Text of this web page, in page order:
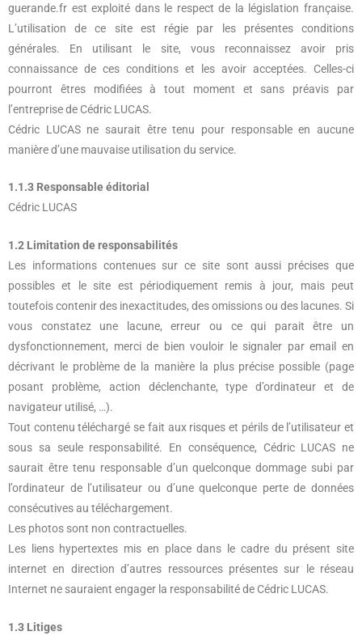
guerande.fr est exploité dans le respect de la législation française.
L’utilisation de ce site est régie par les présentes conditions
générales. En utilisant le site, vous reconnaissez avoir pris
connaissance de ces conditions et les avoir acceptées. Celles-ci
pourront êtres modifiées à tout moment et sans préavis par
l’entreprise de Cédric LUCAS.
Cédric LUCAS ne saurait être tenu pour responsable en aucune
manière d’une mauvaise utilisation du service.
1.1.3 Responsable éditorial
Cédric LUCAS
1.2 Limitation de responsabilités
Les informations contenues sur ce site sont aussi précises que
possibles et le site est périodiquement remis à jour, mais peut
toutefois contenir des inexactitudes, des omissions ou des lacunes. Si
vous constatez une lacune, erreur ou ce qui parait être un
dysfonctionnement, merci de bien vouloir le signaler par email en
décrivant le problème de la manière la plus précise possible (page
posant problème, action déclenchante, type d’ordinateur et de
navigateur utilisé, …).
Tout contenu téléchargé se fait aux risques et périls de l’utilisateur et
sous sa seule responsabilité. En conséquence, Cédric LUCAS ne
saurait être tenu responsable d’un quelconque dommage subi par
l’ordinateur de l’utilisateur ou d’une quelconque perte de données
consécutives au téléchargement.
Les photos sont non contractuelles.
Les liens hypertextes mis en place dans le cadre du présent site
internet en direction d’autres ressources présentes sur le réseau
Internet ne sauraient engager la responsabilité de Cédric LUCAS.
1.3 Litiges